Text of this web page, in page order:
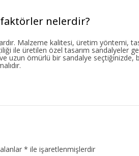
faktörler nelerdir?
Malzeme kalitesi, üretim yöntemi,
ile üretilen özel tasarım sandalyeler
uzun ömürlü bir sandalye seçtiğinizde,
* ile işaretlenmişlerdir